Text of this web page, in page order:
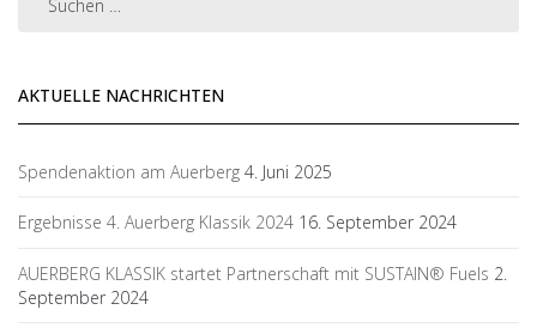
AKTUELLE NACHRICHTEN
Spendenaktion am Auerberg 4. Juni 2025
Ergebnisse 4. Auerberg Klassik 2024 16. September 2024
AUERBERG KLASSIK startet Partnerschaft mit SUSTAIN® Fuels 2.
September 2024